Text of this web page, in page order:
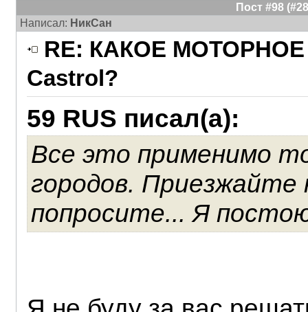
Пост #98
Написал: НикСан
RE: КАКОЕ
Castrol?
59 RUS писал(а):
Все это применимо
городов.
попросите... Я